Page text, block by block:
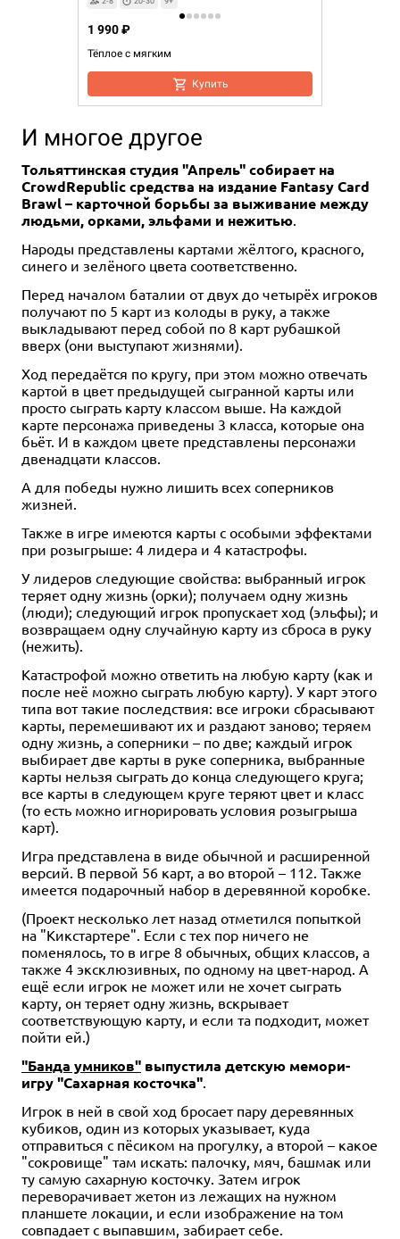
Тёплое с мягким
1 990 ₽
Купить
И многое другое
Тольяттинская студия "Апрель" собирает на
CrowdRepubliс средства на издание Fantasy Card
Brawl – карточной борьбы за выживание между
людьми, орками, эльфами и нежитью
Народы представлены картами жёлтого, красного,
синего и зелёного цвета соответственно.
Перед началом баталии от двух до четырёх игроков
получают по 5 карт из колоды в руку, а также
выкладывают перед собой по 8 карт рубашкой
вверх (они выступают жизнями).
Ход передаётся по кругу, при этом можно отвечать
картой в цвет предыдущей сыгранной карты или
просто сыграть карту классом выше. На каждой
карте персонажа приведены 3 класса, которые она
бьёт. И в каждом цвете представлены персонажи
двенадцати классов.
А для победы нужно лишить всех соперников
жизней.
Также в игре имеются карты с особыми эффектами
при розыгрыше: 4 лидера и 4 катастрофы.
У лидеров следующие свойства: выбранный игрок
теряет одну жизнь (орки); получаем одну жизнь
(люди); следующий игрок пропускает ход (эльфы); и
возвращаем одну случайную карту из сброса в руку
(нежить).
Катастрофой можно ответить на любую карту (как и
после неё можно сыграть любую карту). У карт этого
типа вот такие последствия: все игроки сбрасывают
карты, перемешивают их и раздают заново; теряем
одну жизнь, а соперники – по две; каждый игрок
выбирает две карты в руке соперника, выбранные
карты нельзя сыграть до конца следующего круга;
все карты в следующем круге теряют цвет и класс
(то есть можно игнорировать условия розыгрыша
карт).
Игра представлена в виде обычной и расширенной
версий. В первой 56 карт, а во второй – 112. Также
имеется подарочный набор в деревянной коробке.
(Проект несколько лет назад отметился попыткой
на "Кикстартере". Если с тех пор ничего не
поменялось, то в игре 8 обычных, общих классов, а
также 4 эксклюзивных, по одному на цвет-народ. А
ещё если игрок не может или не хочет сыграть
карту, он теряет одну жизнь, вскрывает
соответствующую карту, и если та подходит, может
пойти ей.)
"Банда умников" выпустила детскую мемори-
игру "Сахарная косточка"
Игрок в ней в свой ход бросает пару деревянных
кубиков, один из которых указывает, куда
отправиться с пёсиком на прогулку, а второй – какое
"сокровище" там искать: палочку, мяч, башмак или
ту самую сахарную косточку. Затем игрок
переворачивает жетон из лежащих на нужном
планшете локации, и если изображение на том
совпадает с выпавшим, забирает себе.